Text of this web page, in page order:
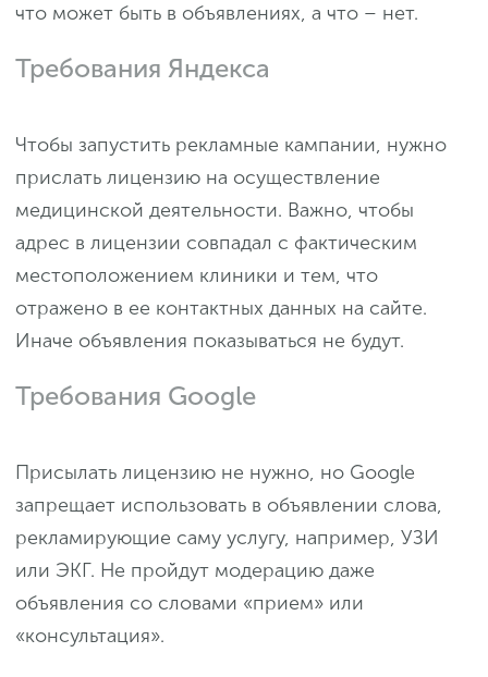
что может быть в объявлениях, а что – нет.
Требования Яндекса
Чтобы запустить рекламные кампании, нужно
прислать лицензию на осуществление
медицинской деятельности. Важно, чтобы
адрес в лицензии совпадал с фактическим
местоположением клиники и тем, что
отражено в ее контактных данных на сайте.
Иначе объявления показываться не будут.
Требования Google
Присылать лицензию не нужно, но Google
запрещает использовать в объявлении слова,
рекламирующие саму услугу, например, УЗИ
или ЭКГ. Не пройдут модерацию даже
объявления со словами «прием» или
«консультация».